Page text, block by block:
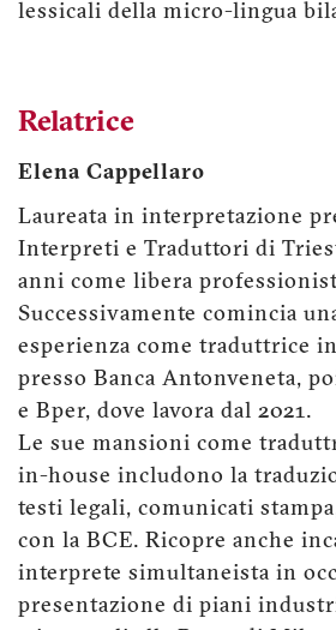
lessicali della micro-lingua
Relatrice
Elena Cappellaro
Laureata in interpretazione
Interpreti e Traduttori di
anni come libera
Successivamente comincia
esperienza come traduttrice
presso Banca Antonveneta,
e Bper, dove lavora dal 2021.
Le sue mansioni come
in-house includono la
testi legali, comunicati
con la BCE. Ricopre anche
interprete simultaneista in
presentazione di piani